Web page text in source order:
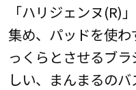
「ハリジェンヌ(R)
集め、パッドを使
っくらとさせるブ
しい、まんまるのバ